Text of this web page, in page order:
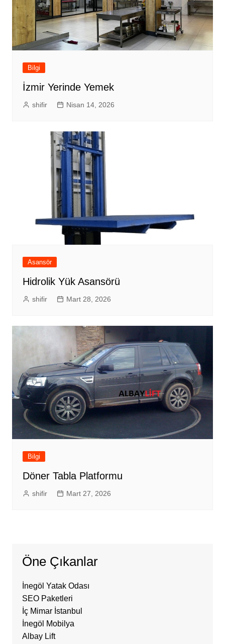
Bilgi
İzmir Yerinde Yemek
shifir Nisan 14, 2026
Asansör
Hidrolik Yük Asansörü
shifir Mart 28, 2026
Bilgi
Döner Tabla Platformu
shifir Mart 27, 2026
Öne Çıkanlar
İnegöl Yatak Odası
SEO Paketleri
İç Mimar İstanbul
İnegöl Mobilya
Albay Lift